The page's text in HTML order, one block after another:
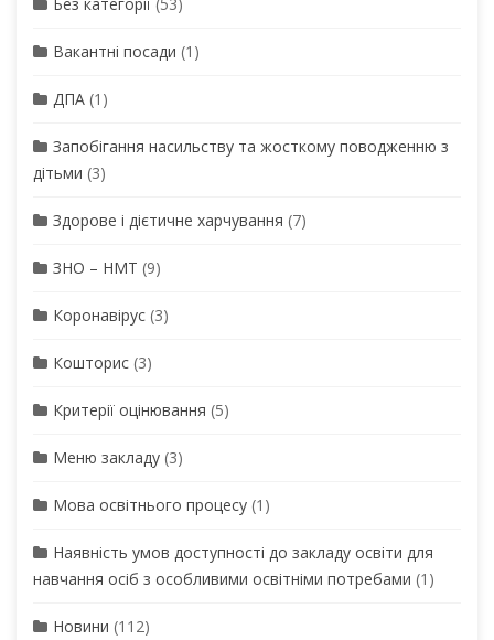
Вакантні посади (1)
ДПА (1)
Запобігання насильству та жосткому поводженню з
дітьми (3)
Здорове і дієтичне харчування (7)
ЗНО – НМТ (9)
Коронавірус (3)
Кошторис (3)
Критерії оцінювання (5)
Меню закладу (3)
Мова освітнього процесу (1)
Наявність умов доступності до закладу освіти для
навчання осіб з особливими освітніми потребами (1)
Новини (112)